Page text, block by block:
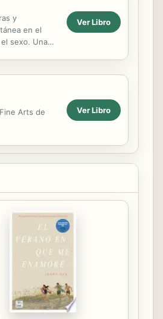
y
en el
sexo. Una
Ver Libro
Arts de Ver Libro